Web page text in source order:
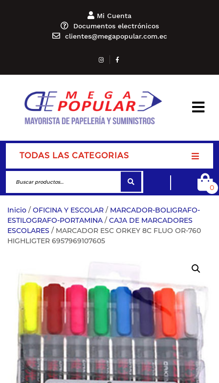
Mi Cuenta
Documentos electrónicos
clientes@megapopular.com.ec
TODAS LAS CATEGORIAS
0
Inicio / OFICINA Y ESCOLAR / MARCADOR-BOLIGRAFO-
ESTILOGRAFO-PORTAMINA / CAJA DE MARCADORES
ESCOLARES / MARCADOR ESC ORKEY 8C FLUO OR-760
HIGHLIGTER 6957969107605